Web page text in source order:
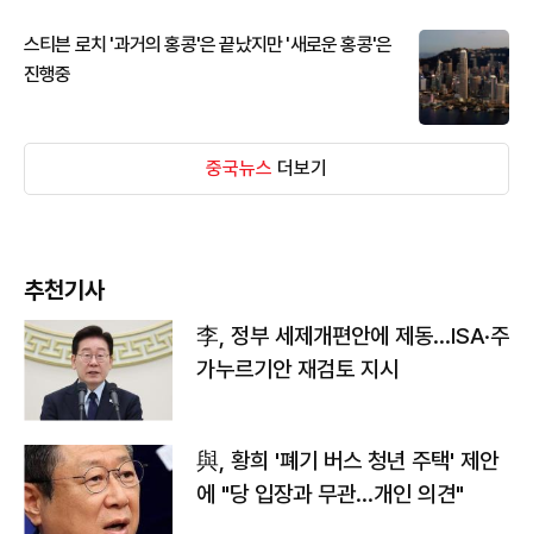
스티븐 로치 '과거의 홍콩'은 끝났지만 '새로운 홍콩'은
진행중
중국뉴스 더보기
추천기사
李, 정부 세제개편안에 제동…ISA·주
가누르기안 재검토 지시
與, 황희 '폐기 버스 청년 주택' 제안
에 "당 입장과 무관…개인 의견"